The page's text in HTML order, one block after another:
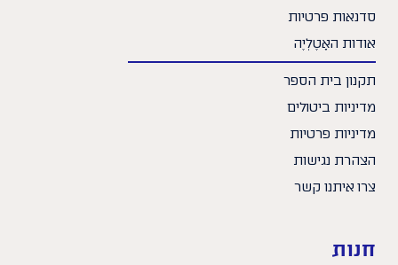
סדנאות פרטיות
אודות האָטֶלְיֶה
תקנון בית הספר
מדיניות ביטולים
מדיניות פרטיות
הצהרת נגישות
צרו איתנו קשר
חנות